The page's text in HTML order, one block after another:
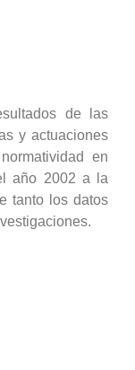
de las
y actuaciones
en
año 2002 a la
tanto los datos